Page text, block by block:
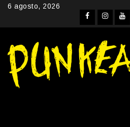
Skip6 agosto, 2026